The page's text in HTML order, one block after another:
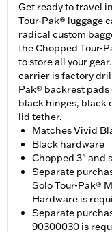
Get ready to travel
Tour-Pak® luggage
radical custom
the Chopped Tour-
to store all your
carrier is factory
Pak® backrest
black hinges, black
lid tether.
Matches Vivid
Black hardware
Chopped 3" and
Separate
Solo Tour-Pak®
Hardware is
Separate
90300030 is